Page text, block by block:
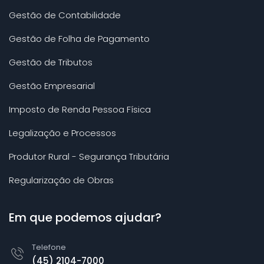
Gestão de Contabilidade
Gestão de Folha de Pagamento
Gestão de Tributos
Gestão Empresarial
Imposto de Renda Pessoa Física
Legalização e Processos
Produtor Rural - Segurança Tributária
Regularização de Obras
Em que podemos ajudar?
Telefone
(45) 2104-7000